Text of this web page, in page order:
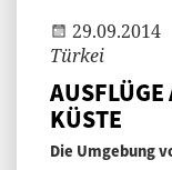
29.09.2014
Türkei
AUSFLÜGE
KÜSTE
Die Umgebung